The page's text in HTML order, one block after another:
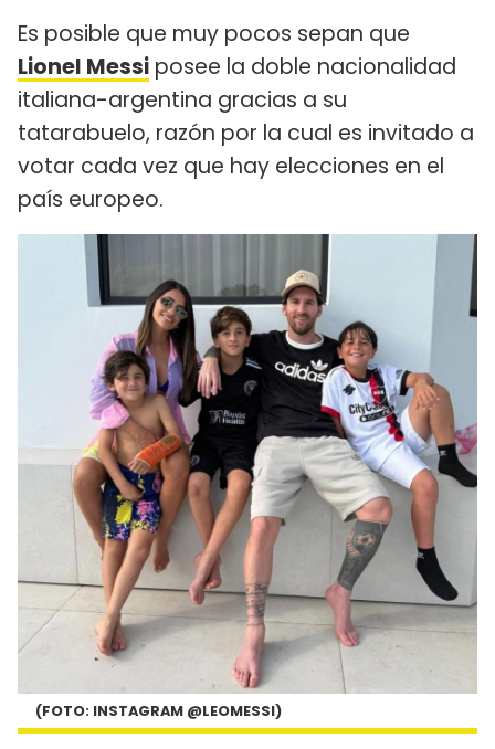
Es posible que muy pocos sepan que
Lionel Messi posee la doble nacionalidad
italiana-argentina gracias a su
tatarabuelo, razón por la cual es invitado a
votar cada vez que hay elecciones en el
país europeo.
(FOTO: INSTAGRAM @LEOMESSI)